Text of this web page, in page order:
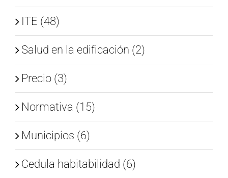
ITE (48)
Salud en la edificación (2)
Precio (3)
Normativa (15)
Municipios (6)
Cedula habitabilidad (6)